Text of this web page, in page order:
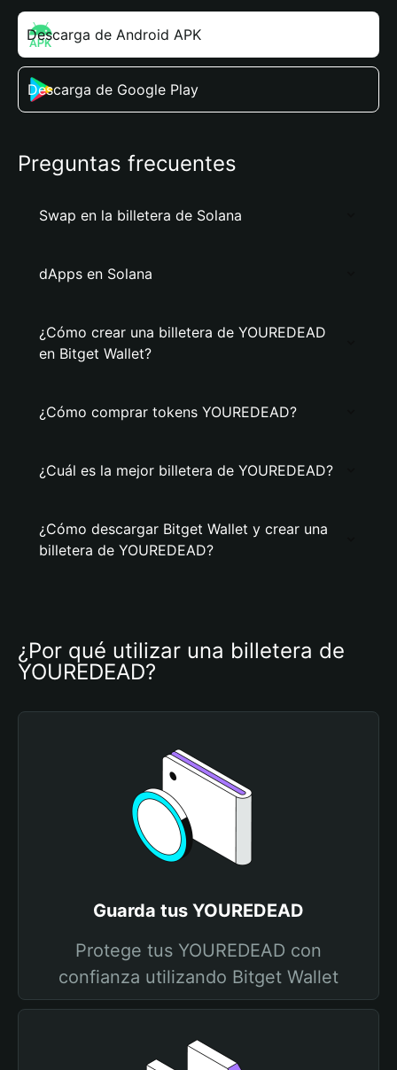
Descarga de Android APK
Descarga de Google Play
Preguntas frecuentes
Swap en la billetera de Solana
dApps en Solana
¿Cómo crear una billetera de YOUREDEAD
en Bitget Wallet?
¿Cómo comprar tokens YOUREDEAD?
¿Cuál es la mejor billetera de YOUREDEAD?
¿Cómo descargar Bitget Wallet y crear una
billetera de YOUREDEAD?
¿Por qué utilizar una billetera de
YOUREDEAD?
Guarda tus YOUREDEAD
Protege tus YOUREDEAD con
confianza utilizando Bitget Wallet